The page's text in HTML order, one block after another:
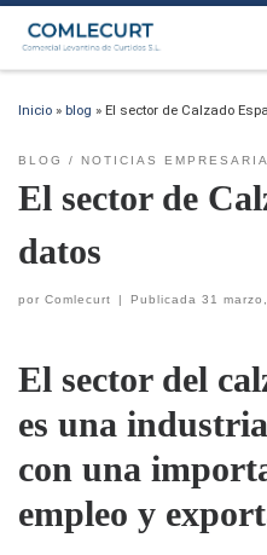
Saltar al contenido
Inicio » blog » El sector de Calzado
BLOG NOTICIAS
El sector de
datos
por Comlecurt Publicada31
El sector del
es una
con una
empleo y